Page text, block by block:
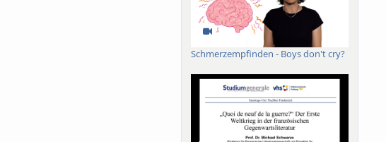
Schmerzempfinden - Boys don't cry?